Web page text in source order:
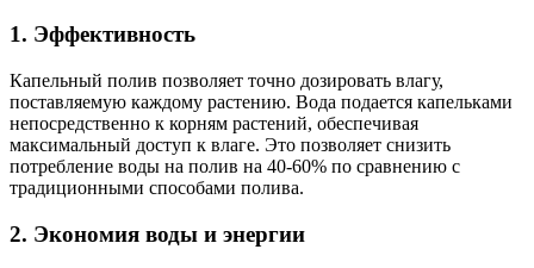
1. Эффективность
Капельный полив позволяет точно дозировать влагу,
поставляемую каждому растению. Вода подается капельками
непосредственно к корням растений, обеспечивая
максимальный доступ к влаге. Это позволяет снизить
потребление воды на полив на 40-60% по сравнению с
традиционными способами полива.
2. Экономия воды и энергии